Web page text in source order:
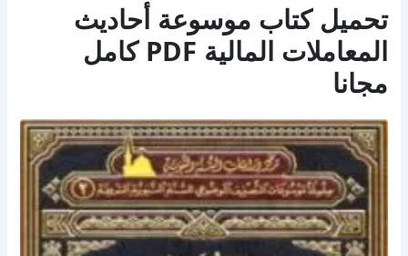
تحميل كتاب موسوعة أحاديث
المعاملات المالية PDF كامل
مجانا